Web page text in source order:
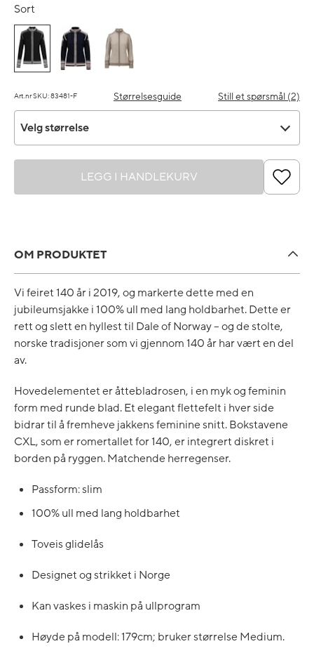
Sort
Art.nr SKU: 83481-F Størrelsesguide Still et spørsmål (2)
Velg størrelse
LEGG I HANDLEKURV
OM PRODUKTET
Vi feiret 140 år i 2019, og markerte dette med en
jubileumsjakke i 100% ull med lang holdbarhet. Dette er
rett og slett en hyllest til Dale of Norway – og de stolte,
norske tradisjoner som vi gjennom 140 år har vært en del
av.
Hovedelementet er åttebladrosen, i en myk og feminin
form med runde blad. Et elegant flettefelt i hver side
bidrar til å fremheve jakkens feminine snitt. Bokstavene
CXL, som er romertallet for 140, er integrert diskret i
borden på ryggen. Matchende herregenser.
Passform: slim
100% ull med lang holdbarhet
Toveis glidelås
Designet og strikket i Norge
Kan vaskes i maskin på ullprogram
Høyde på modell: 179cm; bruker størrelse Medium.